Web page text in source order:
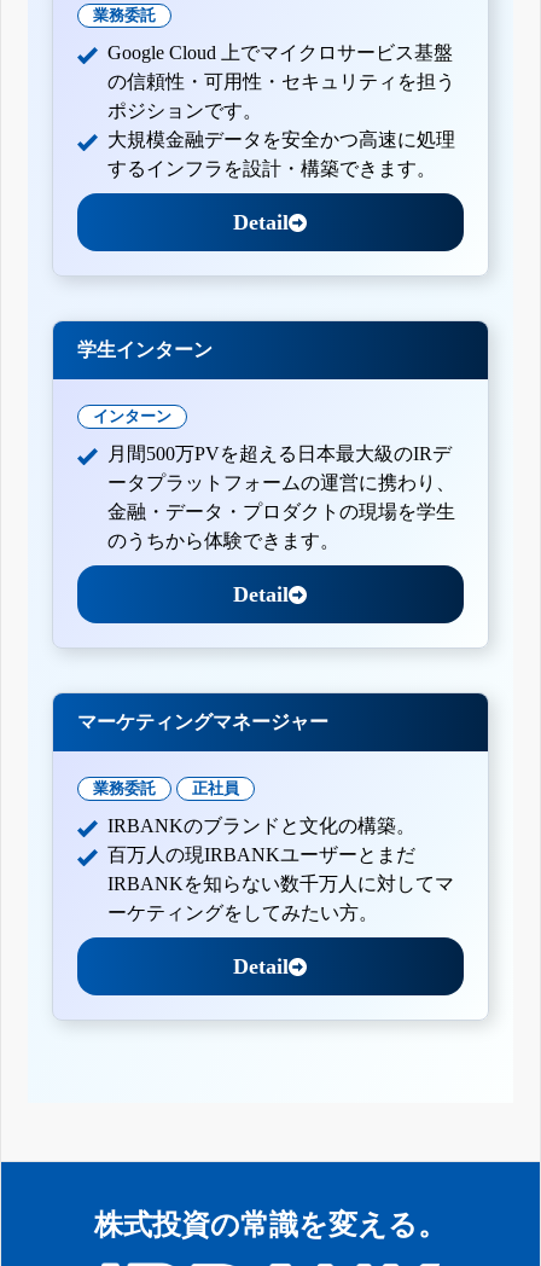
業務委託
Google Cloud 上でマイクロサービス基盤
の信頼性・可用性・セキュリティを担う
ポジションです。
大規模金融データを安全かつ高速に処理
するインフラを設計・構築できます。
Detail
学生インターン
インターン
月間500万PVを超える日本最大級のIRデ
ータプラットフォームの運営に携わり、
金融・データ・プロダクトの現場を学生
のうちから体験できます。
Detail
マーケティングマネージャー
業務委託 正社員
IRBANKのブランドと文化の構築。
百万人の現IRBANKユーザーとまだ
IRBANKを知らない数千万人に対してマ
ーケティングをしてみたい方。
Detail
株式投資の常識を変える。